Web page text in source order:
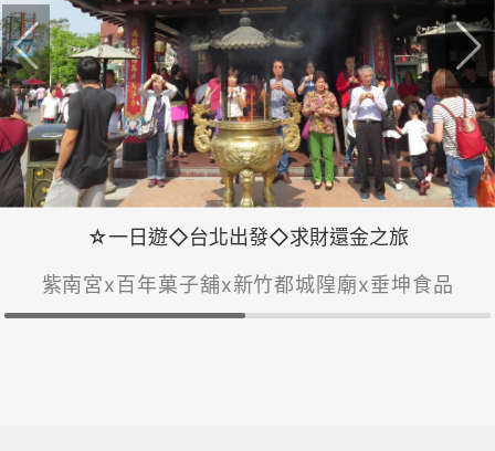
☆一日遊◇台北出發◇求財還金之旅
紫南宮x百年菓子舖x新竹都城隍廟x垂坤食品